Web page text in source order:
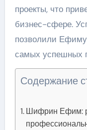
проекты, что
бизнес-сфере.
позволили
самых успешных
Содержание
Шифрин Ефим: